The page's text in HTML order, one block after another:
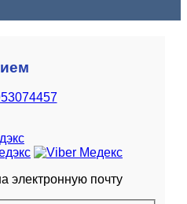
электронную почту